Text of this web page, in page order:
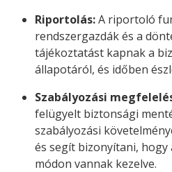
Riportolás:A riportoló
rendszergazdák és a
tájékoztatást kapnak a
állapotáról, és időben
Szabályozási
felügyelt biztonsági
szabályozási
és segít bizonyítani, hogy
módon vannak kezelve.